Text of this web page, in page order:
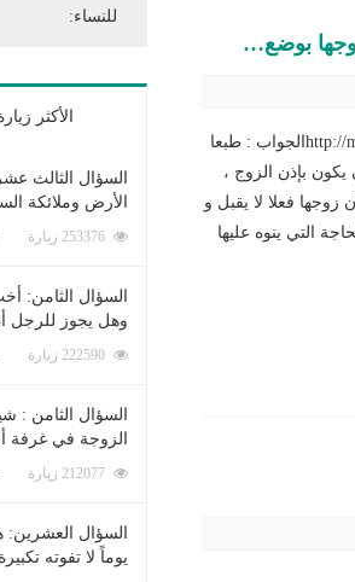
بوضع…
http://meshhoor.com/wp/wp-content/uploads/2016/12/WhatsApp-Audio-2016-12-14-at-7.39.04-AM.mp3الجواب : طبعا
يكون بإذن الزوج ،
فعلا لا يقبل و
التي ينوه عليها
للنساء:
الأكثر
السؤال الثالث
الأرض وملائكة
السؤال الثامن:
وهل يجوز للرجل
السؤال الثامن :
الزوجة في غرفة
السؤال
يوماً لا تفوته